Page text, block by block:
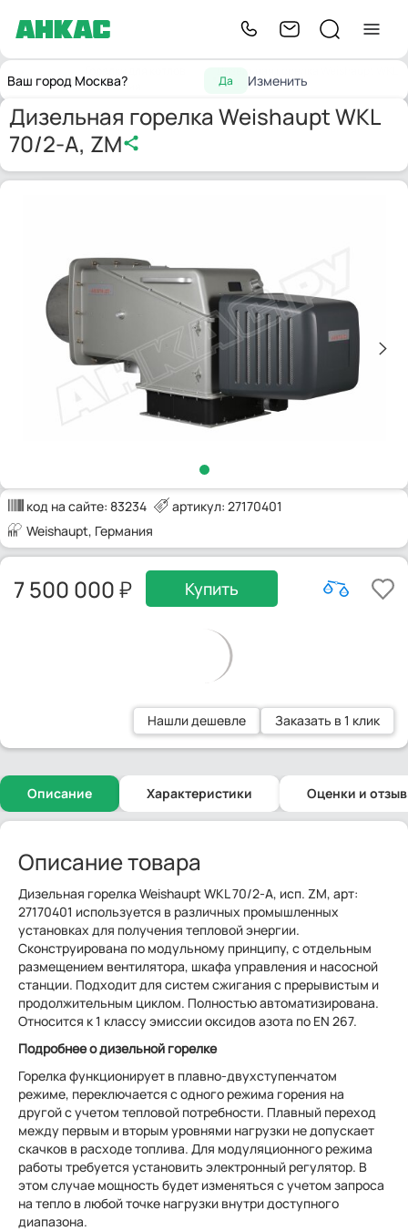
Ваш город Москва? Да Изменить
Главнаяотопления
70/2-A, ZM
Дизельная горелка Weishaupt WKL
70/2-A, ZM
код на сайте: 83234
артикул: 27170401
Weishaupt, Германия
7 500 000 Купить
Нашли дешевле Заказать в 1 клик
Описание Характеристики Оценки и
Описание товара
Дизельная горелка Weishaupt WKL 70/2-A, исп. ZM, арт:
27170401 используется в различных промышленных
установках для получения тепловой энергии.
Сконструирована по модульному принципу, с отдельным
размещением вентилятора, шкафа управления и насосной
станции. Подходит для систем сжигания с прерывистым и
продолжительным циклом. Полностью автоматизирована.
Относится к 1 классу эмиссии оксидов азота по EN 267.
Подробнее о дизельной горелке
Горелка функционирует в плавно-двухступенчатом
режиме, переключается с одного режима горения на
другой с учетом тепловой потребности. Плавный переход
между первым и вторым уровнями нагрузки не допускает
скачков в расходе топлива. Для модуляционного режима
работы требуется установить электронный регулятор. В
этом случае мощность будет изменяться с учетом запроса
на тепло в любой точке нагрузки внутри доступного
диапазона.